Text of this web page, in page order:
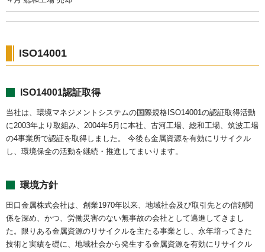
ISO14001
ISO14001認証取得
当社は、環境マネジメントシステムの国際規格ISO14001の認証取得活動
に2003年より取組み、2004年5月に本社、古河工場、総和工場、筑波工場
の4事業所で認証を取得しました。 今後も金属資源を有効にリサイクル
し、環境保全の活動を継続・推進してまいります。
環境方針
田口金属株式会社は、創業1970年以来、地域社会及び取引先との信頼関
係を深め、かつ、労働災害のない無事故の会社として邁進してきまし
た。限りある金属資源のリサイクルを主たる事業とし、永年培ってきた
技術と実績を礎に、地域社会から発生する金属資源を有効にリサイクル